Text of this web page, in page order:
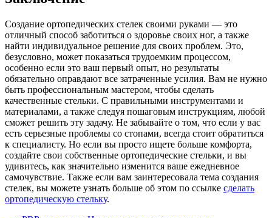
Создание ортопедических стелек своими руками — это
отличный способ заботиться о здоровье своих ног, а также
найти индивидуальное решение для своих проблем. Это,
безусловно, может показаться трудоемким процессом,
особенно если это ваш первый опыт, но результаты
обязательно оправдают все затраченные усилия. Вам не нужно
быть профессиональным мастером, чтобы сделать
качественные стельки. С правильными инструментами и
материалами, а также следуя пошаговым инструкциям, любой
сможет решить эту задачу. Не забывайте о том, что если у вас
есть серьезные проблемы со стопами, всегда стоит обратиться
к специалисту. Но если вы просто ищете больше комфорта,
создайте свои собственные ортопедические стельки, и вы
удивитесь, как значительно изменится ваше ежедневное
самочувствие. Также если вам заинтересовала тема создания
стелек, вы можете узнать больше об этом по ссылке сделать
ортопедическую стельку.